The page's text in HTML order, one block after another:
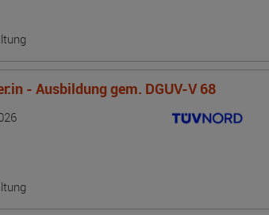
- Ausbildung gem. DGUV-V 68